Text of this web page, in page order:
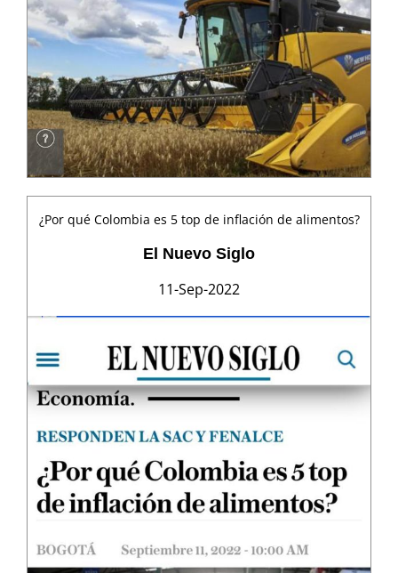
¿Por qué Colombia es 5 top de inflación de alimentos?
El Nuevo Siglo
11-Sep-2022